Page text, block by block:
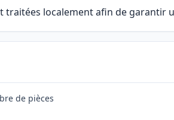
traitées localement afin de garantir
de pièces